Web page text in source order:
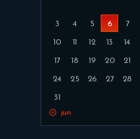
3 4 5 6 7
10 11 12 13 14
17 18 19 20 21
24 25 26 27 28
31
« jun